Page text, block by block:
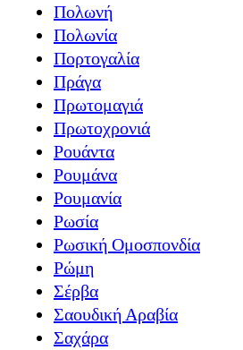
Πολωνή
Πολωνία
Πορτογαλία
Πράγα
Πρωτομαγιά
Πρωτοχρονιά
Ρουάντα
Ρουμάνα
Ρουμανία
Ρωσία
Ρωσική Ομοσπονδία
Ρώμη
Σέρβα
Σαουδική Αραβία
Σαχάρα